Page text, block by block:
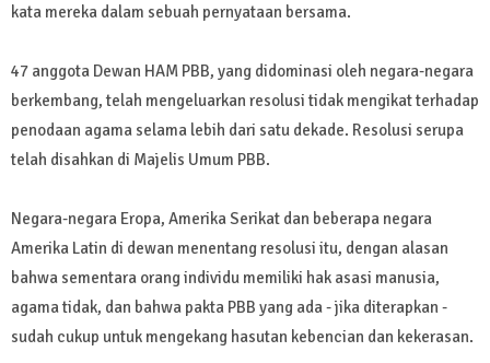
kata mereka dalam sebuah pernyataan bersama.
47 anggota Dewan HAM PBB, yang didominasi oleh negara-negara
berkembang, telah mengeluarkan resolusi tidak mengikat terhadap
penodaan agama selama lebih dari satu dekade. Resolusi serupa
telah disahkan di Majelis Umum PBB.
Negara-negara Eropa, Amerika Serikat dan beberapa negara
Amerika Latin di dewan menentang resolusi itu, dengan alasan
bahwa sementara orang individu memiliki hak asasi manusia,
agama tidak, dan bahwa pakta PBB yang ada - jika diterapkan -
sudah cukup untuk mengekang hasutan kebencian dan kekerasan.